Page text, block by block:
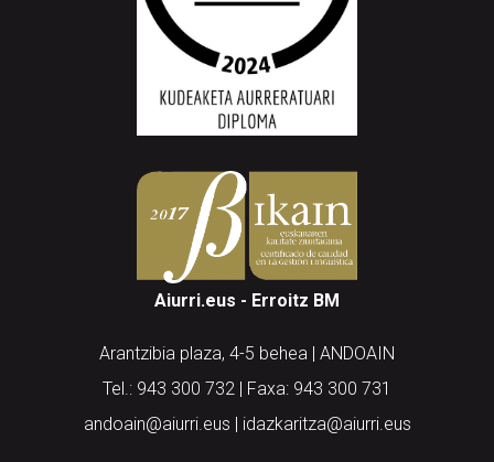
Aiurri.eus - Erroitz BM
Arantzibia plaza, 4-5 behea | ANDOAIN
Tel.: 943 300 732 | Faxa: 943 300 731
andoain@aiurri.eus | idazkaritza@aiurri.eus